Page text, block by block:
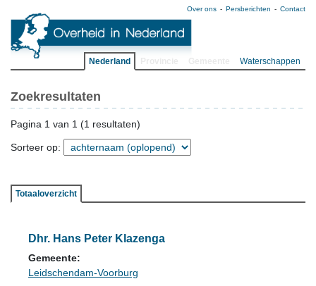
Over ons Persberichten Contact
Nederland Waterschappen
Zoekresultaten
Pagina 1 van 1 (1 resultaten)
Sorteer op:
Totaaloverzicht
Dhr. Hans Peter Klazenga
Gemeente:
Leidschendam-Voorburg